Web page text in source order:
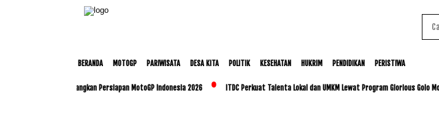
BERANDA MOTOGP PARIWISATA DESA KITA POLITIK KESEHATAN HUKRIM PENDIDIKAN PERISTIWA
Polda NTB Matangkan Persiapan MotoGP Indonesia 2026 ITDC Perkuat Talenta Lokal dan UMKM Lewat Program Glorious Golo Mori